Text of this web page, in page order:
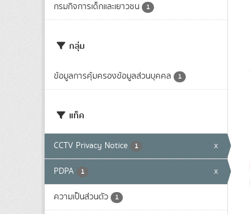
กรมกิจการเด็กและเยาวชน 1
กลุ่ม
ข้อมูลการคุ้มครองข้อมูลส่วนบุคคล 1
แท็ค
CCTV Privacy Notice 1 x
PDPA 1 x
ความเป็นส่วนตัว 1